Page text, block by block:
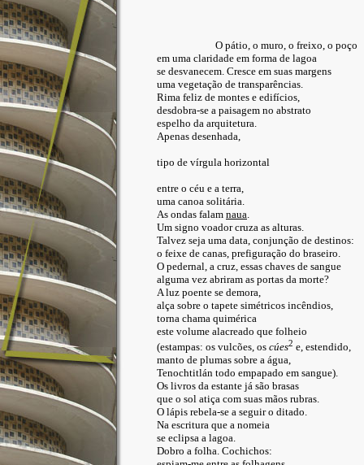
O pátio, o muro, o freixo, o poço
em uma claridade em forma de lagoa
se desvanecem. Cresce em suas margens
uma vegetação de transparências.
Rima feliz de montes e edifícios,
desdobra-se a paisagem no abstrato
espelho da arquitetura.
Apenas desenhada,
tipo de vírgula horizontal
entre o céu e a terra,
uma canoa solitária.
As ondas falam naua.
Um signo voador cruza as alturas.
Talvez seja uma data, conjunção de destinos:
o feixe de canas, prefiguração do braseiro.
O pedernal, a cruz, essas chaves de sangue
alguma vez abriram as portas da morte?
A luz poente se demora,
alça sobre o tapete simétricos incêndios,
torna chama quimérica
este volume alacreado que folheio
(estampas: os vulcões, os cúes2 e, estendido,
manto de plumas sobre a água,
Tenochtitlán todo empapado em sangue).
Os livros da estante já são brasas
que o sol atiça com suas mãos rubras.
O lápis rebela-se a seguir o ditado.
Na escritura que a nomeia
se eclipsa a lagoa.
Dobro a folha. Cochichos: